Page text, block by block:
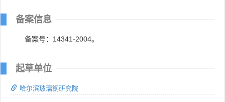
备案信息
备案号：14341-2004。
起草单位
哈尔滨玻璃钢研究院